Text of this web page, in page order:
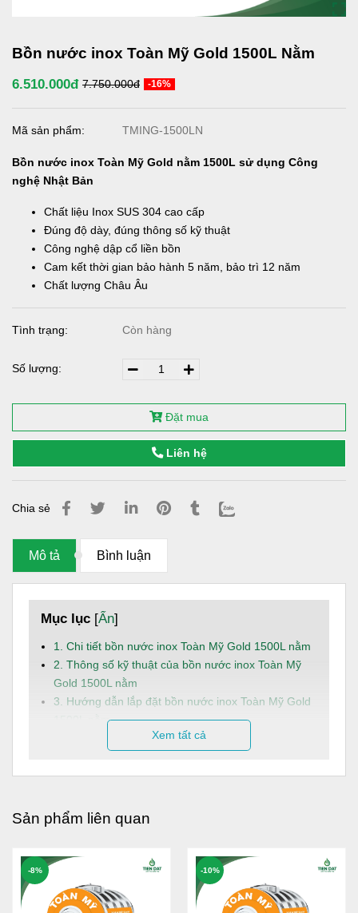
Bồn nước inox Toàn Mỹ Gold 1500L Nằm
6.510.000đ 7.750.000đ -16%
Mã sản phẩm: TMING-1500LN
Bồn nước inox Toàn Mỹ Gold nằm 1500L sử dụng Công
nghệ Nhật Bản
Chất liệu Inox SUS 304 cao cấp
Đúng độ dày, đúng thông số kỹ thuật
Công nghệ dập cổ liền bồn
Cam kết thời gian bảo hành 5 năm, bảo trì 12 năm
Chất lượng Châu Âu
Tình trạng: Còn hàng
Số lượng:
Đặt mua
Liên hệ
Chia sẻ
Mô tả Bình luận
Mục lục [Ẩn]
1. Chi tiết bồn nước inox Toàn Mỹ Gold 1500L nằm
2. Thông số kỹ thuật của bồn nước inox Toàn Mỹ
Gold 1500L nằm
3. Hướng dẫn lắp đặt bồn nước inox Toàn Mỹ Gold
1500L nằm
4. Dịch vụ và hậu mãi
Bồn nước Toàn MỹGold 1500L nằm là giải pháp trữ nước
cho các hộ gia đình có nhu cầu sử dụng nước ổn định mỗi
Dung tích:
1500L, đáp ứng linh hoạt nhu cầu sử
dụng nước sinh hoạt hằng ngày cho hộ gia đình từ
4 - 5 người.
Xem tất cả
Sản phẩm liên quan
-8% -10%